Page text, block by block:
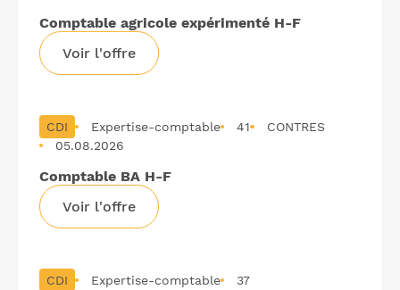
Comptable agricole expérimenté H-F
Voir l'offre
CDI Expertise-comptable 41
CONTRES
05.08.2026
Comptable BA H-F
Voir l'offre
CDI Expertise-comptable
37